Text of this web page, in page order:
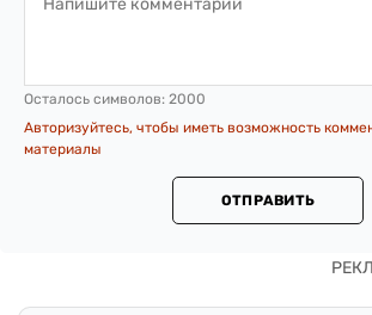
Осталось символов: 2000
Авторизуйтесь, чтобы иметь возможность
материалы
ОТПРАВИТЬ